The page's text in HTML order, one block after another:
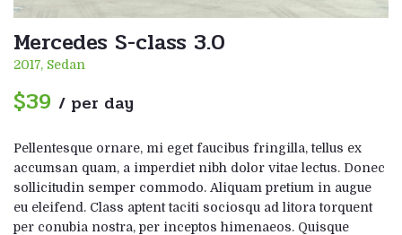
Mercedes S-class 3.0
2017, Sedan
$39 / per day
Pellentesque ornare, mi eget faucibus fringilla, tellus ex
accumsan quam, a imperdiet nibh dolor vitae lectus. Donec
sollicitudin semper commodo. Aliquam pretium in augue
eu eleifend. Class aptent taciti sociosqu ad litora torquent
per conubia nostra, per inceptos himenaeos. Quisque